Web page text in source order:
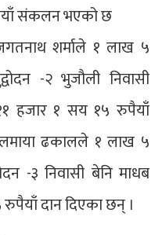
संकलन भएको छ
शर्माले १ लाख ५
-२ भुजौली निवासी
हजार १ सय १५ रुपैयाँ
ढकालले १ लाख ५
-३ निवासी बेनि माधब
दान दिएका छन् ।